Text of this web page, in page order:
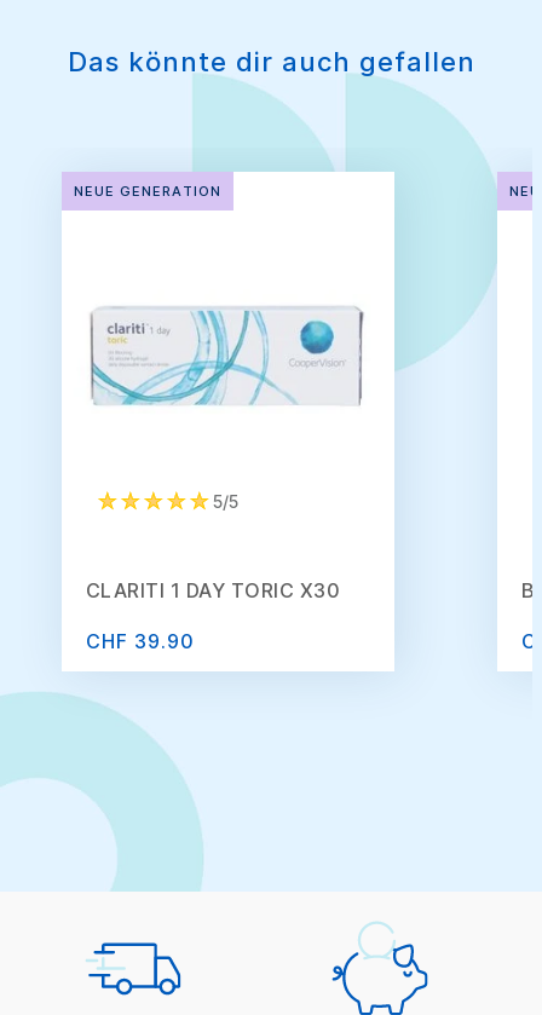
Das könnte dir auch gefallen
NEUE GENERATION
5/5
CLARITI 1 DAY TORIC X30
CHF 39.90